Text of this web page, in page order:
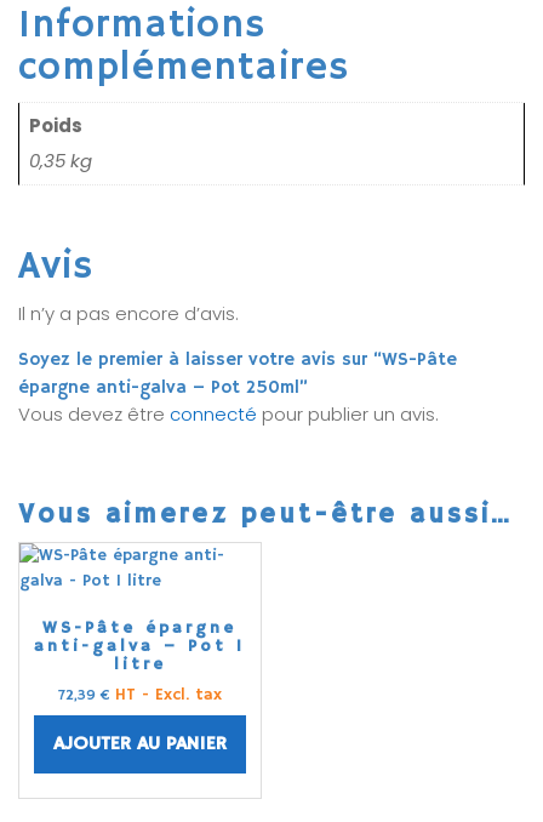
Informations
complémentaires
Poids
0,35 kg
Avis
Il n’y a pas encore d’avis.
Soyez le premier à laisser votre avis sur “WS-Pâte
épargne anti-galva – Pot 250ml”
Vous devez être connecté pour publier un avis.
Vous aimerez peut-être aussi…
WS-Pâte épargne
anti-galva – Pot 1
litre
72,39 € HT - Excl. tax
AJOUTER AU PANIER